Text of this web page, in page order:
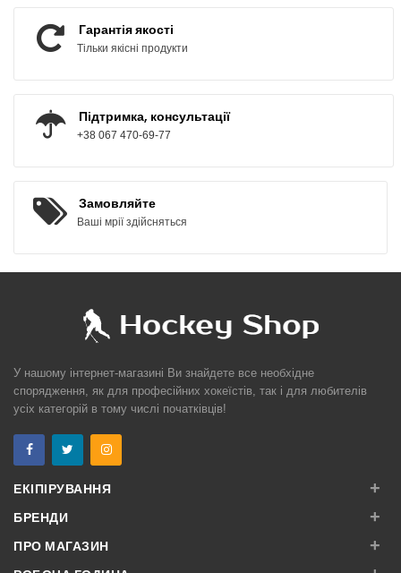
Гарантія якості
Тільки якісні продукти
Підтримка, консультації
+38 067 470-69-77
Замовляйте
Ваші мрії здійсняться
У нашому інтернет-магазині Ви знайдете все необхідне
спорядження, як для професійних хокеїстів, так і для любителів
усіх категорій в тому числі початківців!
ЕКІПІРУВАННЯ +
БРЕНДИ +
ПРО МАГАЗИН +